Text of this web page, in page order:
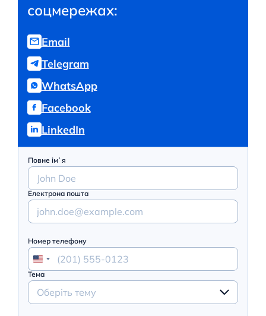
соцмережах:
Email
Telegram
WhatsApp
Facebook
LinkedIn
Повне ім`я
Електрона пошта
Номер телефону
Тема
Оберіть тему